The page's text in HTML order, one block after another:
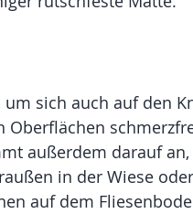
sich auch auf den
außerdem darauf
in der Wiese
auf dem